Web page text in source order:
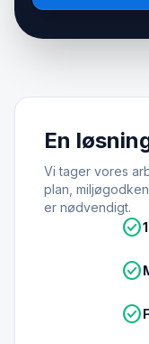
En
Vi tager vores
plan,
er nødvendigt.
check_circle
check_circle
check_circle